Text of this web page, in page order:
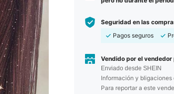
Seguridad en las
Pagos seguros
Vendido por el vendedor
Enviado desde SHEIN
Información y bligaciones
Para reportar a este